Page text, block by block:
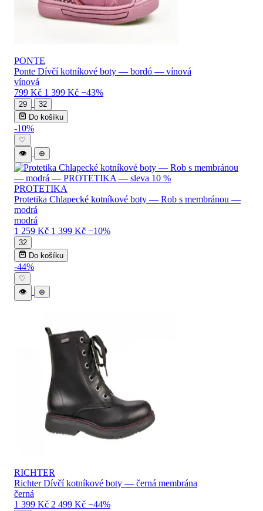
PONTE
Ponte Dívčí kotníkové boty — bordó — vínová
vínová
799 Kč 1 399 Kč −43%
29
32
Do košíku
-10%
♡
👁
⊕
PROTETIKA
Protetika Chlapecké kotníkové boty — Rob s membránou —
modrá
modrá
1 259 Kč 1 399 Kč −10%
32
Do košíku
-44%
♡
👁
⊕
RICHTER
Richter Dívčí kotníkové boty — černá membrána
černá
1 399 Kč 2 499 Kč −44%